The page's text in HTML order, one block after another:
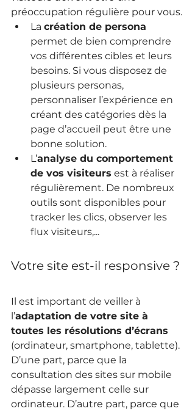
préoccupation régulière pour vous.
La création de persona
permet de bien comprendre
vos différentes cibles et leurs
besoins. Si vous disposez de
plusieurs personas,
personnaliser l’expérience en
créant des catégories dès la
page d’accueil peut être une
bonne solution.
L’analyse du comportement
de vos visiteurs est à réaliser
régulièrement. De nombreux
outils sont disponibles pour
tracker les clics, observer les
flux visiteurs,...
Votre site est-il responsive ?
Il est important de veiller à
l’adaptation de votre site à
toutes les résolutions d’écrans
(ordinateur, smartphone, tablette).
D’une part, parce que la
consultation des sites sur mobile
dépasse largement celle sur
ordinateur. D’autre part, parce que